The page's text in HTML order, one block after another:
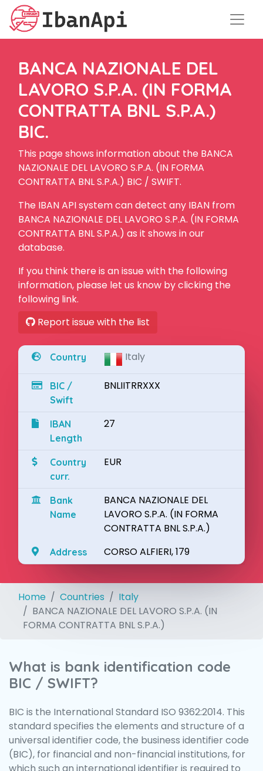
BANCA NAZIONALE DEL
LAVORO S.P.A. (IN FORMA
CONTRATTA BNL S.P.A.)
BIC.
This page shows information about the BANCA
NAZIONALE DEL LAVORO S.P.A. (IN FORMA
CONTRATTA BNL S.P.A.) BIC / SWIFT.
The IBAN API system can detect any IBAN from
BANCA NAZIONALE DEL LAVORO S.P.A. (IN FORMA
CONTRATTA BNL S.P.A.) as it shows in our
database.
If you think there is an issue with the following
information, please let us know by clicking the
following link.
Report issue with the list
Country Italy
BIC /
Swift
BNLIITRRXXX
IBAN
Length
27
Country
curr.
EUR
Bank
Name
BANCA NAZIONALE DEL
LAVORO S.P.A. (IN FORMA
CONTRATTA BNL S.P.A.)
Address CORSO ALFIERI, 179
Home Countries
Italy
BANCA NAZIONALE DEL LAVORO S.P.A. (IN
FORMA CONTRATTA BNL S.P.A.)
What is bank identification code
BIC / SWIFT?
BIC is the International Standard ISO 9362:2014. This
standard specifies the elements and structure of a
universal identifier code, the business identifier code
(BIC), for financial and non-financial institutions, for